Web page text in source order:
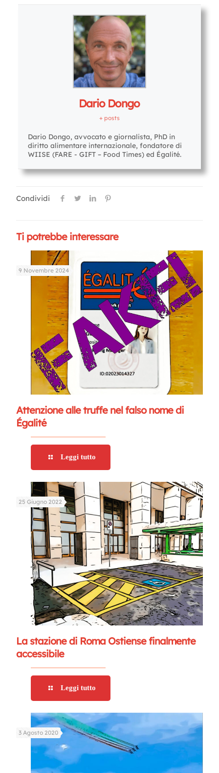
Dario Dongo
+ posts
Dario Dongo, avvocato e giornalista, PhD in
diritto alimentare internazionale, fondatore di
WIISE (FARE - GIFT – Food Times) ed Égalité.
Condividi
Ti potrebbe interessare
9 Novembre 2024
Attenzione alle truffe nel falso nome di
Égalité
Leggi tutto
25 Giugno 2022
La stazione di Roma Ostiense finalmente
accessibile
Leggi tutto
3 Agosto 2020